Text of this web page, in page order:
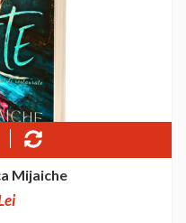
Mijaiche